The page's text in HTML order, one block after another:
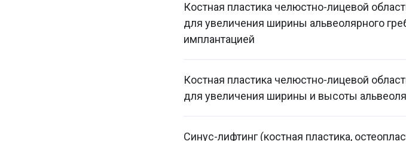
Костная пластика челюстно-лицевой
для увеличения ширины альвеолярного
имплантацией
Костная пластика челюстно-лицевой
для увеличения ширины и высоты
Синус-лифтинг (костная пластика,